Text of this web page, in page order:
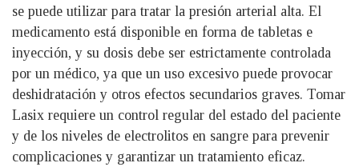
se puede utilizar para tratar la presión arterial alta. El
medicamento está disponible en forma de tabletas e
inyección, y su dosis debe ser estrictamente controlada
por un médico, ya que un uso excesivo puede provocar
deshidratación y otros efectos secundarios graves. Tomar
Lasix requiere un control regular del estado del paciente
y de los niveles de electrolitos en sangre para prevenir
complicaciones y garantizar un tratamiento eficaz.